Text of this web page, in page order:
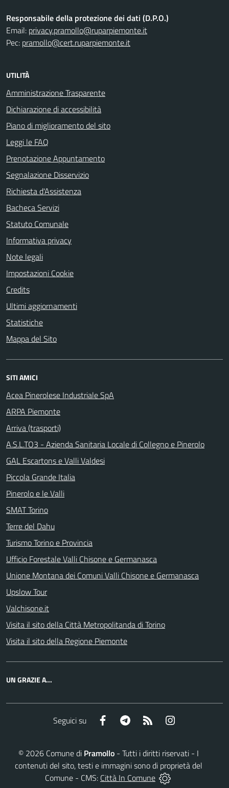
Responsabile della protezione dei dati (D.P.O.)
Email: privacy.pramollo@ruparpiemonte.it
Pec: pramollo@cert.ruparpiemonte.it
UTILITÀ
Amministrazione Trasparente
Dichiarazione di accessibilità
Piano di miglioramento del sito
Leggi le FAQ
Prenotazione Appuntamento
Segnalazione Disservizio
Richiesta d'Assistenza
Bacheca Servizi
Statuto Comunale
Informativa privacy
Note legali
Impostazioni Cookie
Credits
Ultimi aggiornamenti
Statistiche
Mappa del Sito
SITI AMICI
Acea Pinerolese Industriale SpA
ARPA Piemonte
Arriva (trasporti)
A.S.L.TO3 - Azienda Sanitaria Locale di Collegno e Pinerolo
GAL Escartons e Valli Valdesi
Piccola Grande Italia
Pinerolo e le Valli
SMAT Torino
Terre del Dahu
Turismo Torino e Provincia
Ufficio Forestale Valli Chisone e Germanasca
Unione Montana dei Comuni Valli Chisone e Germanasca
Upslow Tour
Valchisone.it
Visita il sito della Città Metropolitanda di Torino
Visita il sito della Regione Piemonte
UN GRAZIE A...
Seguici su Facebook Telegram RSS
© 2026Comune di Pramollo- Tutti i diritti riservati - I
contenuti del sito, testi e immagini sono di proprietà del
Comune - CMS: Città In Comune